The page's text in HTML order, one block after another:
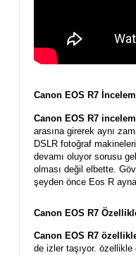
Canon EOS R7
Canon EOS R7
arasına girerek aynı
DSLR fotoğraf
devamı oluyor sorusu
olması değil elbette.
şeyden önce Eos R
Canon EOS R7
Canon EOS R7
de izler taşıyor.